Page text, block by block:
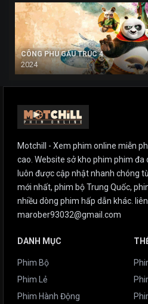
CÔNG PHU GẤU TRÚC 4
2024
Motchill - Xem phim online miễn
cao. Website sở kho phim phim đa
luôn được cập nhật nhanh chóng
mới nhất, phim bộ Trung Quốc,
nhiều dòng phim hấp dẫn khác. liên
marober93032@gmail.com
DANH MỤC
Phim Bộ
Phim Lẻ
Phim Hành Động